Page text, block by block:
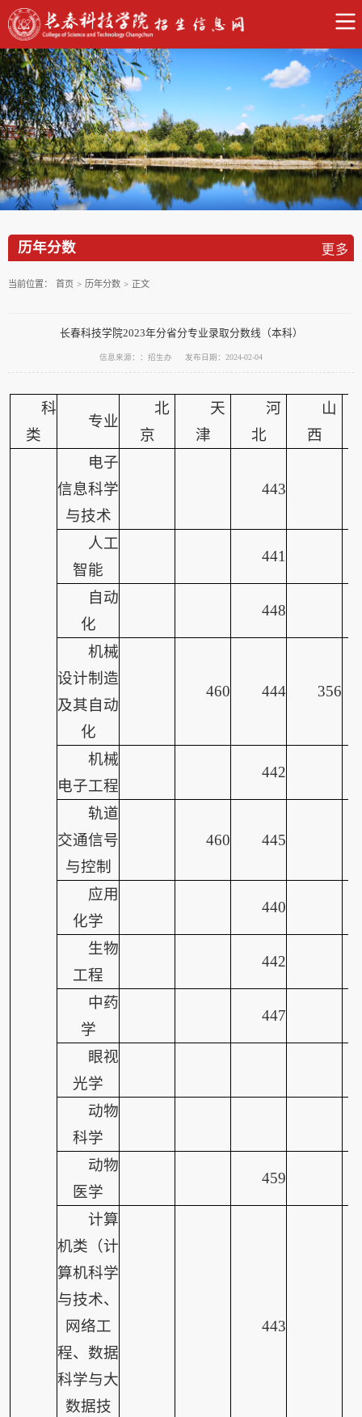
历年分数
当前位置： 首页 > 历年分数 > 正文
长春科技学院2023年分省分专业录取分数线（本科）
信息来源：：招生办 发布日期：2024-02-04
科
类
专业
北
京
天
津
河
北
山
西
电子
信息科学
与技术
443
人工
智能
441
自动
化
448
机械
设计制造
及其自动
化
460 444 356
机械
电子工程
442
轨道
交通信号
与控制
460 445
应用
化学
440
生物
工程
442
中药
学
447
眼视
光学
动物
科学
动物
医学
459
计算
机类（计
算机科学
与技术、
网络工
程、数据
科学与大
数据技
443